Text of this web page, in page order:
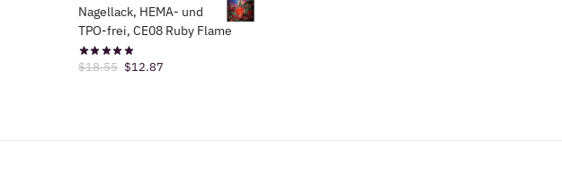
$18.55.$12.87.
Nagellack, HEMA- und
TPO-frei, CE08 Ruby Flame
$18.55 Der
$12.87